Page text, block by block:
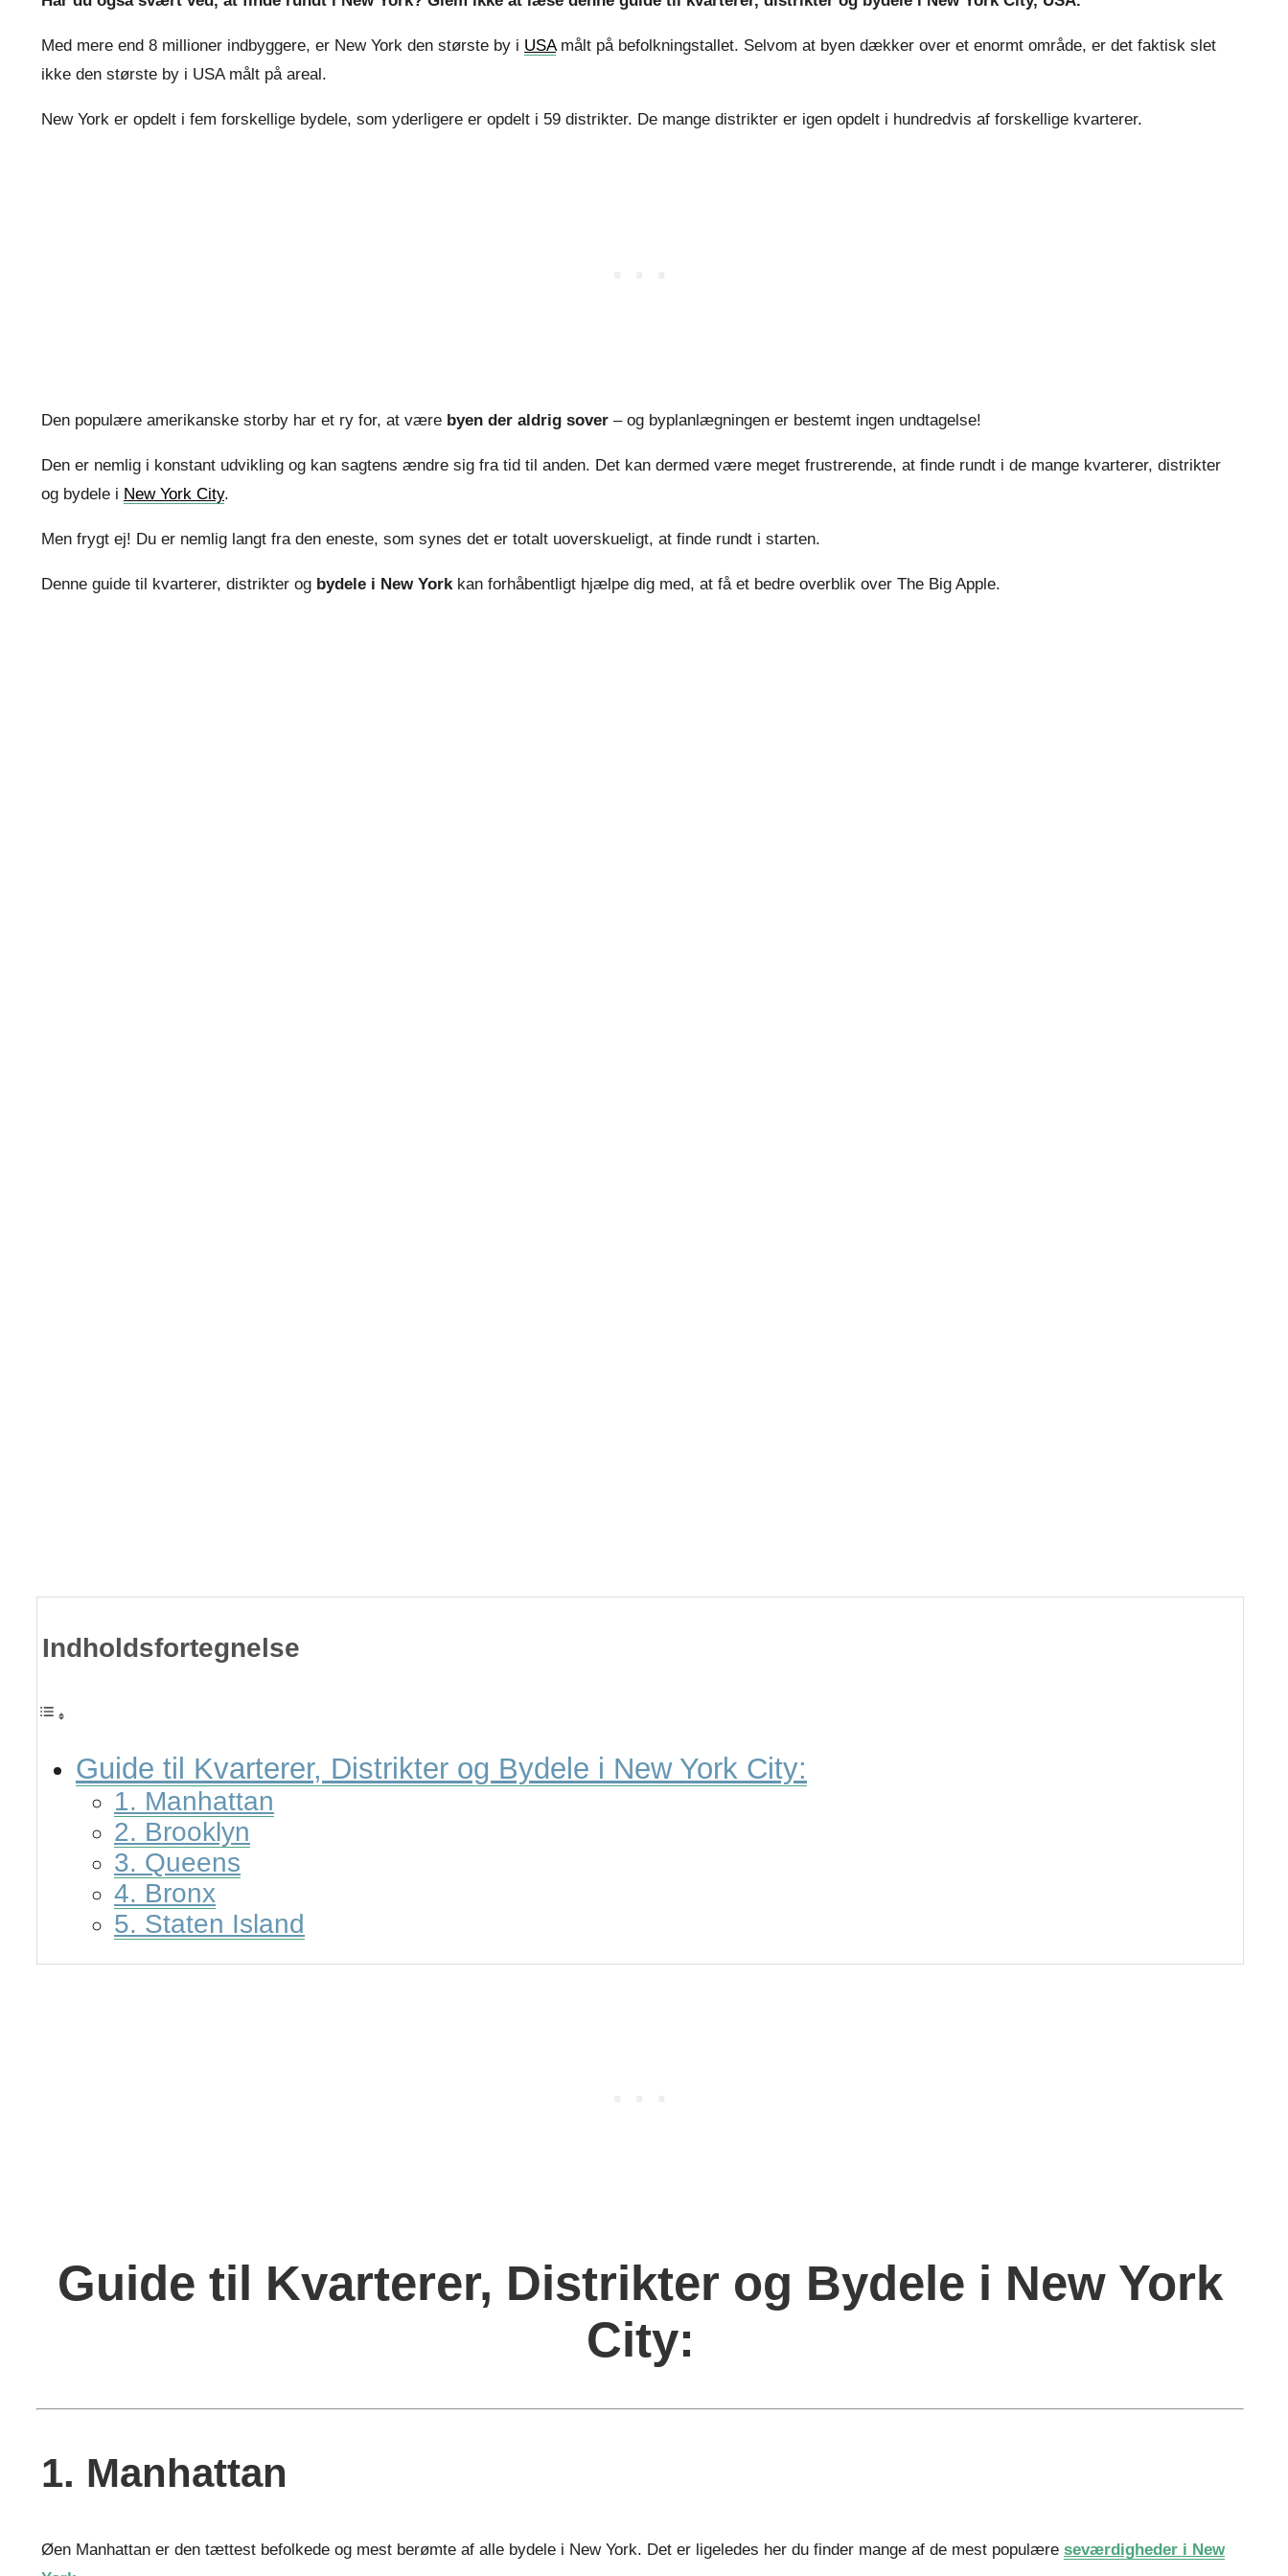
Med mere end 8 millioner indbyggere, er New York den største by i USAmålt på befolkningstallet. Selvom at byen dækker over et enormt område, er det faktisk slet
ikke den største by i USA målt på areal.
New York er opdelt i fem forskellige bydele, som yderligere er opdelt i 59 distrikter. De mange distrikter er igen opdelt i hundredvis af forskellige kvarterer.
Den populære amerikanske storby har et ry for, at være byen der aldrig sover – og byplanlægningen er bestemt ingen undtagelse!
Den er nemlig i konstant udvikling og kan sagtens ændre sig fra tid til anden. Det kan dermed være meget frustrerende, at finde rundt i de mange kvarterer, distrikter
og bydele i New York City.
Men frygt ej! Du er nemlig langt fra den eneste, som synes det er totalt uoverskueligt, at finde rundt i starten.
Denne guide til kvarterer, distrikter og bydele i New York kan forhåbentligt hjælpe dig med, at få et bedre overblik over The Big Apple.
Indholdsfortegnelse
Guide til Kvarterer, Distrikter og Bydele i New York City:
1. Manhattan
2. Brooklyn
3. Queens
4. Bronx
5. Staten Island
Guide til Kvarterer, Distrikter og Bydele i New York
City:
1. Manhattan
Øen Manhattan er den tættest befolkede og mest berømte af alle bydele i New York. Det er ligeledes her du finder mange af de mest populære seværdigheder i New